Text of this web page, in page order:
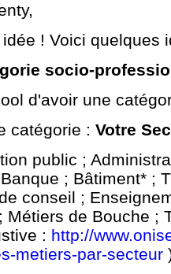
! Voici quelques
socio-
d'avoir une
catégorie : Votre
public ;
; Bâtiment* ;
conseil ;
Métiers de Bouche ;
: http://
metiers-par-secteur